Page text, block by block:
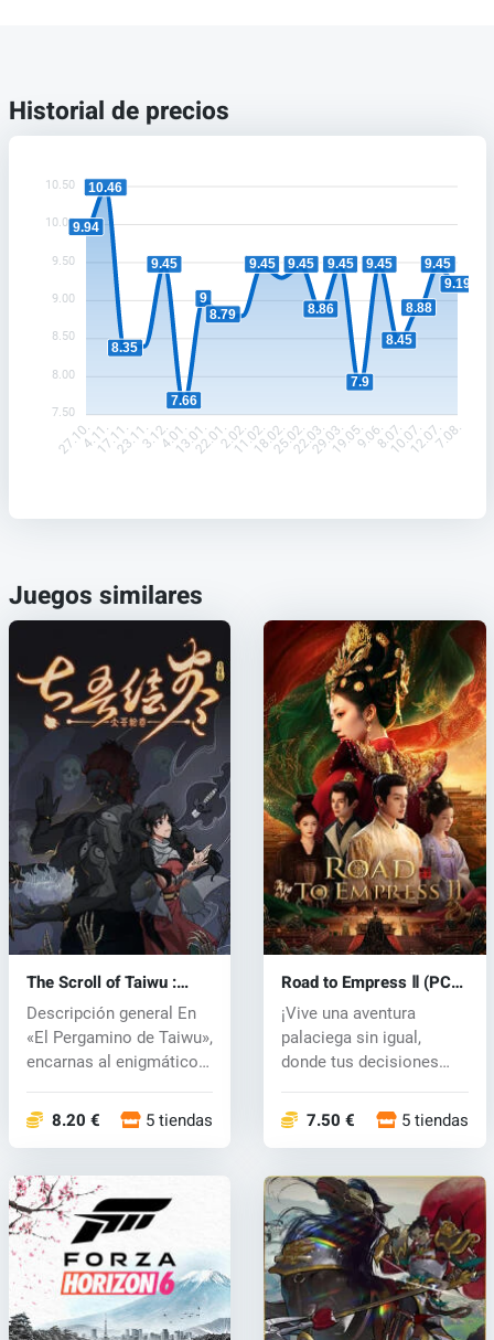
Historial de precios
10.50
10.00
9.50
9.00
8.50
8.00
7.50
9.94
10.46
8.35
9.45
7.66
9
8.79
9.45 9.45
8.86
9.45
7.9
9.45
8.45
8.88
9.45
9.19
27.10.4.11.17.11.23.11.3.12.4.01.13.01.22.01.2.02.11.02.18.02.25.02.22.03.29.03.19.05.9.06.8.07.10.07.12.07.7.08.
Juegos similares
The Scroll of Taiwu :
Beyond The Dome (PC)
key
Descripción general En
«El Pergamino de Taiwu»,
encarnas al enigmático
8.20 € 5 tiendas
Road to Empress Ⅱ (PC)
key
¡Vive una aventura
palaciega sin igual,
donde tus decisiones
7.50 € 5 tiendas